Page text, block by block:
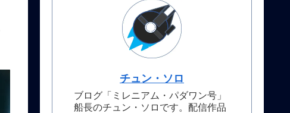
チュン・ソロ
ブログ「ミレニアム・パダワン号」
船長のチュン・ソロです。配信作品